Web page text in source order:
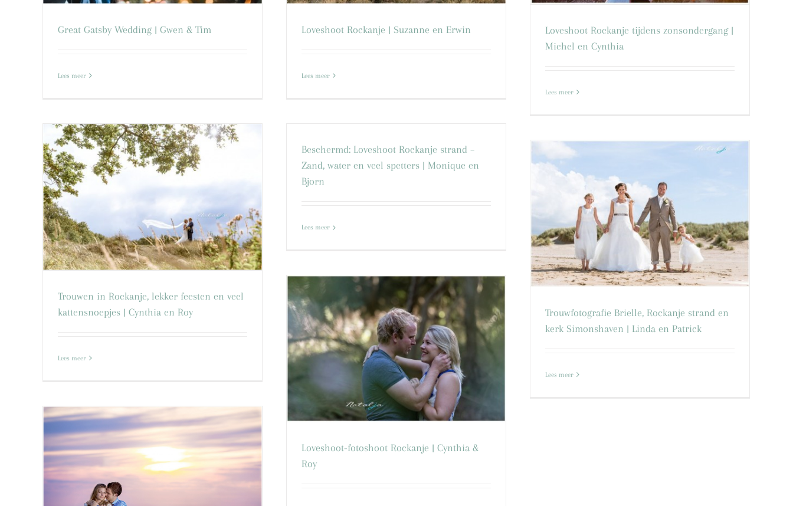
Great Gatsby Wedding | Gwen & Tim
Lees meer
Loveshoot Rockanje | Suzanne en Erwin
Lees meer
Loveshoot Rockanje tijdens zonsondergang |
Michel en Cynthia
Lees meer
Trouwen in Rockanje, lekker feesten en veel
kattensnoepjes | Cynthia en Roy
Lees meer
Beschermd: Loveshoot Rockanje strand –
Zand, water en veel spetters | Monique en
Bjorn
Lees meer en kerk Simonshaven | Linda en Patrick
Trouwfotografie Brielle, Rockanje strand en
kerk Simonshaven | Linda en Patrick
Lees meer
Loveshoot-fotoshoot Rockanje | Cynthia &
Roy